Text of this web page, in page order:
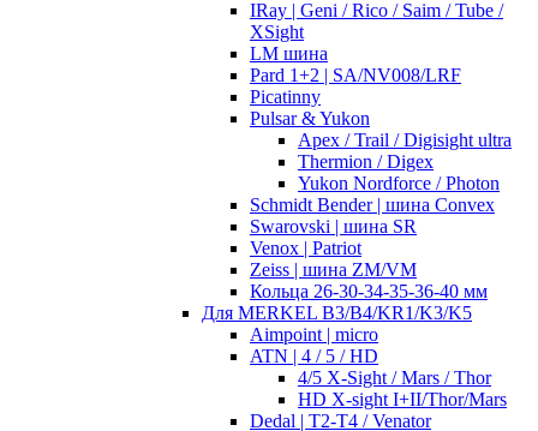
IRay | Geni / Rico / Saim / Tube /
XSight
LM шина
Pard 1+2 | SA/NV008/LRF
Picatinny
Pulsar & Yukon
Apex / Trail / Digisight ultra
Thermion / Digex
Yukon Nordforce / Photon
Schmidt Bender | шина Convex
Swarovski | шина SR
Venox | Patriot
Zeiss | шина ZM/VM
Кольца 26-30-34-35-36-40 мм
Для MERKEL B3/B4/KR1/K3/K5
Aimpoint | micro
ATN | 4 / 5 / HD
4/5 X-Sight / Mars / Thor
HD X-sight I+II/Thor/Mars
Dedal | T2-T4 / Venator